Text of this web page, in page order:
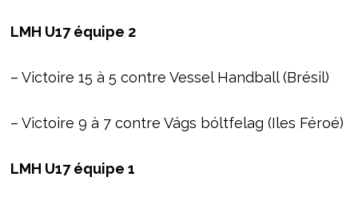
LMH U17 équipe 2
– Victoire 15 à 5 contre Vessel Handball (Brésil)
– Victoire 9 à 7 contre Vágs bóltfelag (Iles Féroé)
LMH U17 équipe 1